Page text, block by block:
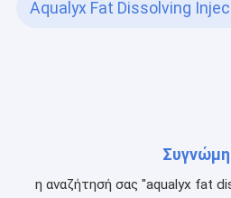
Aqualyx Fat Dissolving
η αναζήτησή σας "aqualyx fat